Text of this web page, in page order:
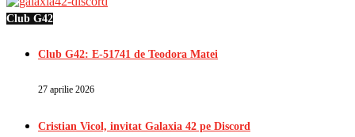
Club G42
Club G42: E-51741 de Teodora Matei
27 aprilie 2026
Cristian Vicol, invitat Galaxia 42 pe Discord